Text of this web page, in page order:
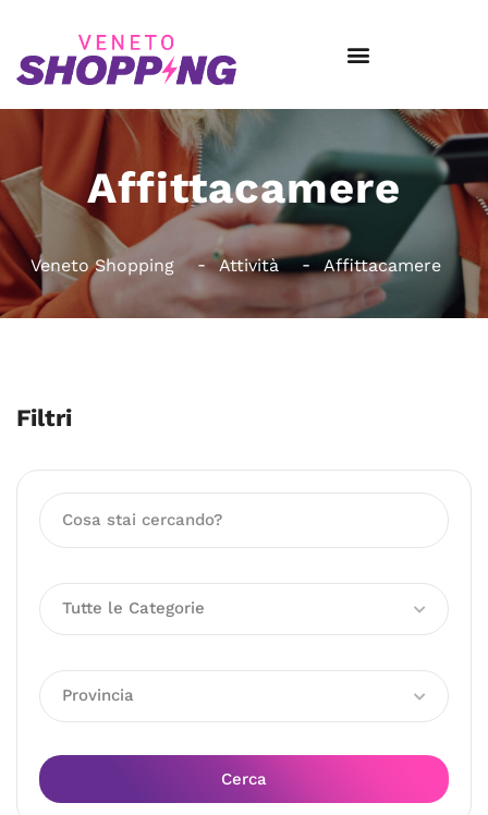
Affittacamere
Veneto Shopping Attività Affittacamere
Filtri
Tutte le Categorie
Provincia
Cerca